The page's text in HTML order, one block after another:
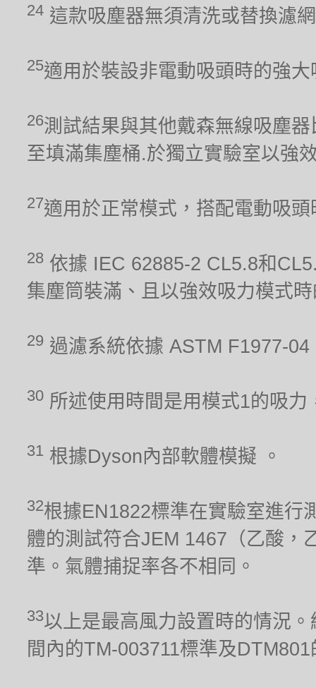
24 這款吸塵器無須清洗或替換濾
25適用於裝設非電動吸頭時的強
26測試結果與其他戴森無線吸塵
至填滿集塵桶.於獨立實驗室以強
27適用於正常模式，搭配電動吸
28 依據 IEC 62885-2 CL5.8和
集塵筒裝滿、且以強效吸力模式
29 過濾系統依據 ASTM F1977-
30 所述使用時間是用模式1的吸
31 根據Dyson內部軟體模擬 。
32根據EN1822標準在實驗室進行
體的測試符合JEM 1467（乙酸，
準。氣體捕捉率各不相同。
33以上是最高風力設置時的情況
間內的TM-003711標準及